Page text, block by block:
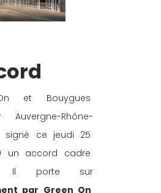
et Bouygues
Auvergne-Rhône-
signé ce jeudi 25
un accord cadre
Il porte sur
par Green On